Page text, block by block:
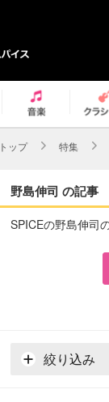
トップ 特集
野島伸司 の記事
SPICEの野島伸司
絞り込み